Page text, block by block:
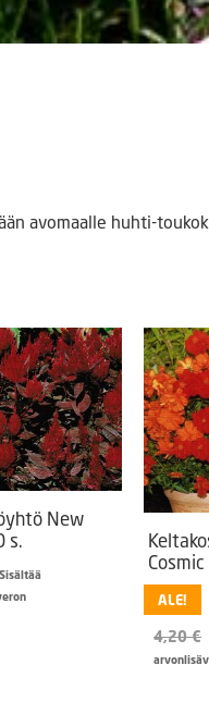
avomaalle huhti-
New
s.
Sisältää
ALE!
4,20€